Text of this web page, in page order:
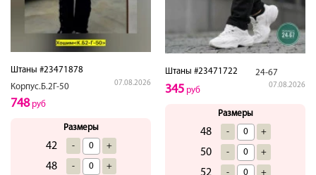
Штаны #23471878
Корпус.Б.2Г-50
07.08.2026
748руб
Размеры
42 - +
48 - +
Штаны #23471722 24-67
07.08.2026
345 руб
Размеры
48 - +
50 - +
52 - +